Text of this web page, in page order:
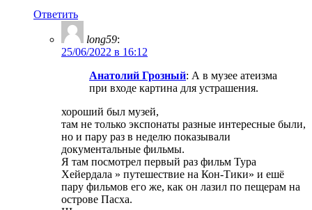
Ответить
long59:
25/06/2022 в 16:12
Анатолий Грозный: А в музее атеизма
при входе картина для устрашения.
хороший был музей,
там не только экспонаты разные интересные были,
но и пару раз в неделю показывали
документальные фильмы.
Я там посмотрел первый раз фильм Тура
Хейердала » путешествие на Кон-Тики» и ешё
пару фильмов его же, как он лазил по пещерам на
острове Пасха.